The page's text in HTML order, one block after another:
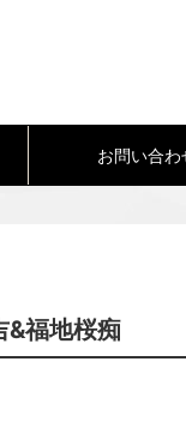
お問い合わ
福地桜痴